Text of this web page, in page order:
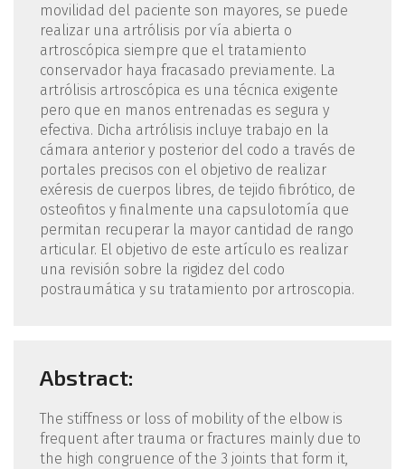
movilidad del paciente son mayores, se puede
realizar una artrólisis por vía abierta o
artroscópica siempre que el tratamiento
conservador haya fracasado previamente. La
artrólisis artroscópica es una técnica exigente
pero que en manos entrenadas es segura y
efectiva. Dicha artrólisis incluye trabajo en la
cámara anterior y posterior del codo a través de
portales precisos con el objetivo de realizar
exéresis de cuerpos libres, de tejido fibrótico, de
osteofitos y finalmente una capsulotomía que
permitan recuperar la mayor cantidad de rango
articular. El objetivo de este artículo es realizar
una revisión sobre la rigidez del codo
postraumática y su tratamiento por artroscopia.
Abstract:
The stiffness or loss of mobility of the elbow is
frequent after trauma or fractures mainly due to
the high congruence of the 3 joints that form it,